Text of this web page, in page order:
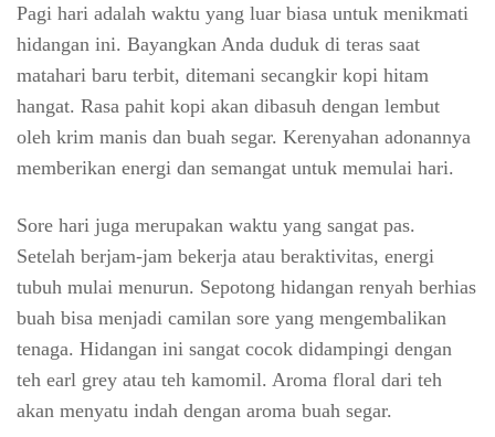
Pagi hari adalah waktu yang luar biasa untuk menikmati
hidangan ini. Bayangkan Anda duduk di teras saat
matahari baru terbit, ditemani secangkir kopi hitam
hangat. Rasa pahit kopi akan dibasuh dengan lembut
oleh krim manis dan buah segar. Kerenyahan adonannya
memberikan energi dan semangat untuk memulai hari.
Sore hari juga merupakan waktu yang sangat pas.
Setelah berjam-jam bekerja atau beraktivitas, energi
tubuh mulai menurun. Sepotong hidangan renyah berhias
buah bisa menjadi camilan sore yang mengembalikan
tenaga. Hidangan ini sangat cocok didampingi dengan
teh earl grey atau teh kamomil. Aroma floral dari teh
akan menyatu indah dengan aroma buah segar.